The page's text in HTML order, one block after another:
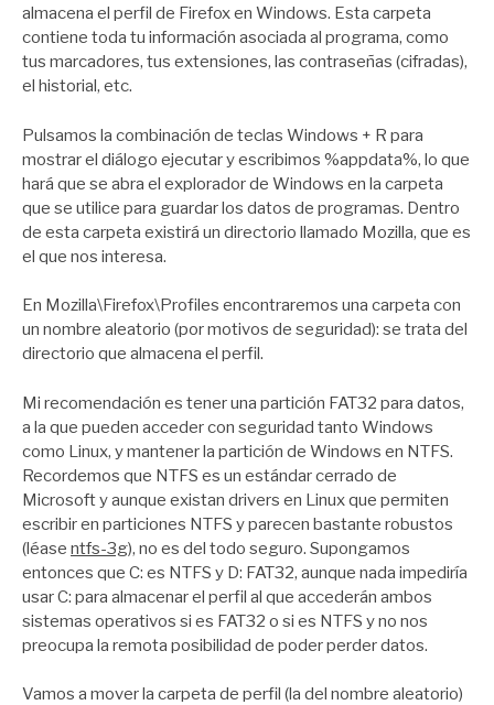
almacena el perfil de Firefox en Windows. Esta carpeta
contiene toda tu información asociada al programa, como
tus marcadores, tus extensiones, las contraseñas (cifradas),
el historial, etc.
Pulsamos la combinación de teclas Windows + R para
mostrar el diálogo ejecutar y escribimos %appdata%, lo que
hará que se abra el explorador de Windows en la carpeta
que se utilice para guardar los datos de programas. Dentro
de esta carpeta existirá un directorio llamado Mozilla, que es
el que nos interesa.
En Mozilla\Firefox\Profiles encontraremos una carpeta con
un nombre aleatorio (por motivos de seguridad): se trata del
directorio que almacena el perfil.
Mi recomendación es tener una partición FAT32 para datos,
a la que pueden acceder con seguridad tanto Windows
como Linux, y mantener la partición de Windows en NTFS.
Recordemos que NTFS es un estándar cerrado de
Microsoft y aunque existan drivers en Linux que permiten
escribir en particiones NTFS y parecen bastante robustos
(léase ntfs-3g), no es del todo seguro. Supongamos
entonces que C: es NTFS y D: FAT32, aunque nada impediría
usar C: para almacenar el perfil al que accederán ambos
sistemas operativos si es FAT32 o si es NTFS y no nos
preocupa la remota posibilidad de poder perder datos.
Vamos a mover la carpeta de perfil (la del nombre aleatorio)